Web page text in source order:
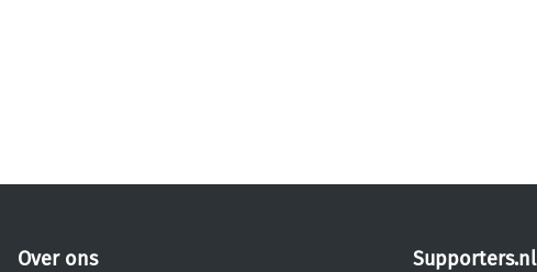
Over ons Supporters.nl